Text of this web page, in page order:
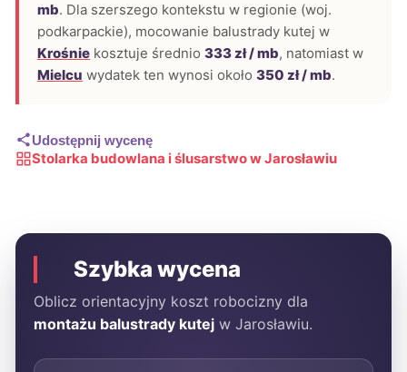
mb. Dla szerszego kontekstu w regionie (woj.
podkarpackie), mocowanie balustrady kutej w
Krośnie kosztuje średnio 333 zł / mb, natomiast w
Mielcu wydatek ten wynosi około 350 zł / mb.
Udostępnij wycenę
Stolarka budowlana i ślusarstwo w Jarosławiu
Szybka wycena
Oblicz orientacyjny koszt robocizny dla
montażu balustrady kutej w Jarosławiu.